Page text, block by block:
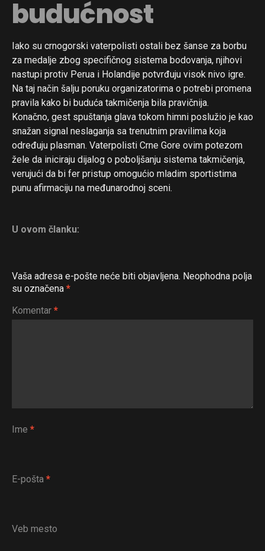
budućnost
Iako su crnogorski vaterpolisti ostali bez šanse za borbu
za medalje zbog specifičnog sistema bodovanja, njihovi
nastupi protiv Perua i Holandije potvrđuju visok nivo igre.
Na taj način šalju poruku organizatorima o potrebi promena
pravila kako bi buduća takmičenja bila pravičnija.
Konačno, gest spuštanja glava tokom himni poslužio je kao
snažan signal neslaganja sa trenutnim pravilima koja
određuju plasman. Vaterpolisti Crne Gore ovim potezom
žele da iniciraju dijalog o poboljšanju sistema takmičenja,
verujući da bi fer pristup omogućio mladim sportistima
punu afirmaciju na međunarodnoj sceni.
U ovom članku:
Vaša adresa e-pošte neće biti objavljena. Neophodna polja
su označena *
Komentar *
Ime *
E-pošta *
Veb mesto